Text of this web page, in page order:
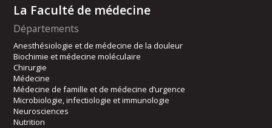
La Faculté de médecine
Départements
Anesthésiologie et de médecine de la douleur
Biochimie et médecine moléculaire
Chirurgie
Médecine
Médecine de famille et de médecine d’urgence
Microbiologie, infectiologie et immunologie
Neurosciences
Nutrition